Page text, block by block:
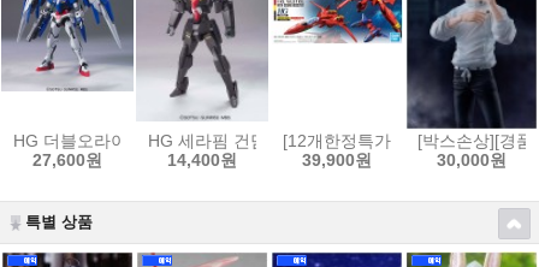
HG 더블오라이저 + GN 소드3 [4573102573834]
27,600원
HG 세라핌 건담[4573102592354]
14,400원
[12개한정특가]HG 1/100 VF-19
39,900원
[박스손상][경
30,000원
특별 상품